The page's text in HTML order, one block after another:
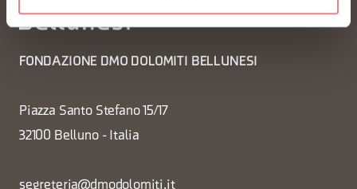
FONDAZIONE DMO DOLOMITI BELLUNESI
Piazza Santo Stefano 15/17
32100 Belluno - Italia
segreteria@dmodolomiti.it